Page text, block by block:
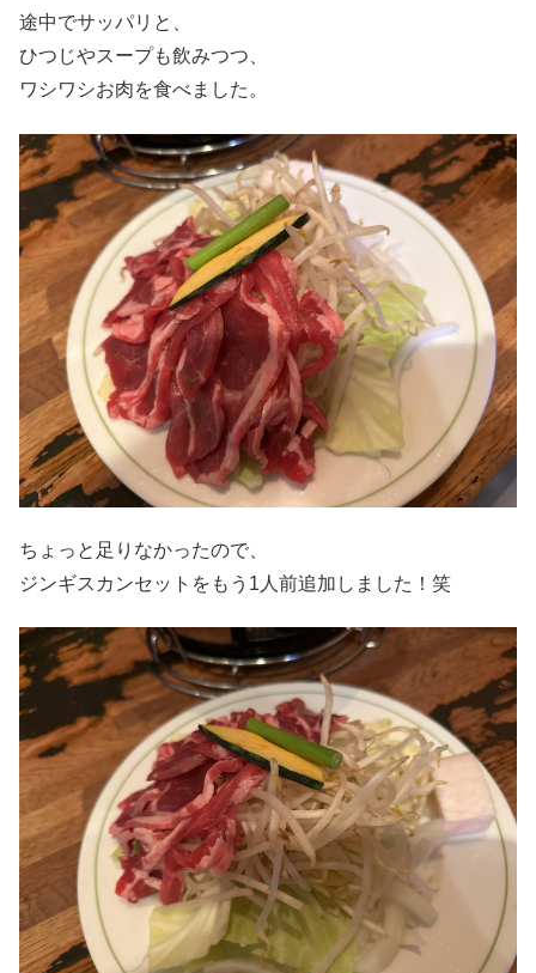
途中でサッパリと、
ひつじやスープも飲みつつ、
ワシワシお肉を食べました。
ちょっと足りなかったので、
ジンギスカンセットをもう1人前追加しました！笑